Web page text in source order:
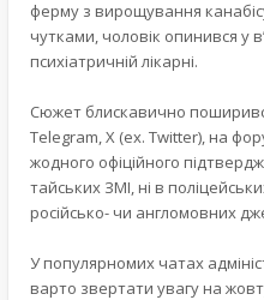
ферму з вирощування
чутками, чоловік опинився у
психіатричній лікарні.
Сюжет блискавично
Telegram, X (ex. Twitter), на
жодного офіційного
тайських ЗМІ, ні в
російсько- чи англомовних
У популярномих чатах
варто звертати увагу на